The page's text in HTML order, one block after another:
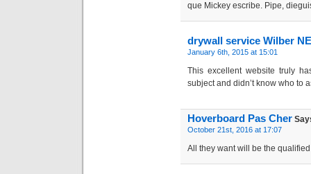
que Mickey escribe. Pipe,
drywall service Wilber NE
January 6th, 2015 at 15:01
This excellent website truly
subject and didn’t know who to
Hoverboard Pas Cher
October 21st, 2016 at 17:07
All they want will be the